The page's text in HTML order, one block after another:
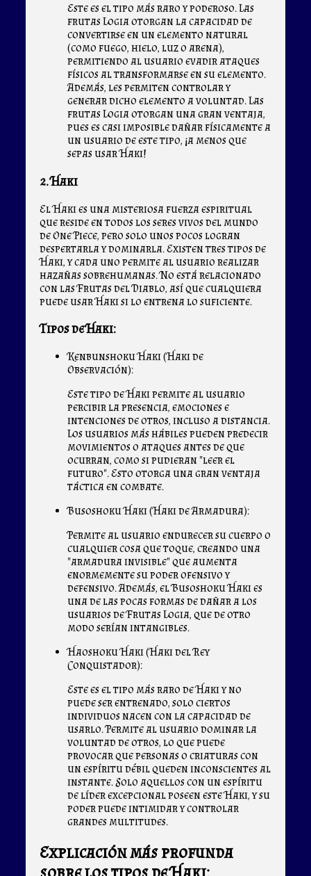
Este es el tipo más raro y poderoso. Las
frutas Logia otorgan la capacidad de
convertirse en un elemento natural
(como fuego, hielo, luz o arena),
permitiendo al usuario evadir ataques
físicos al transformarse en su elemento.
Además, les permiten controlar y
generar dicho elemento a voluntad. Las
frutas Logia otorgan una gran ventaja,
pues es casi imposible dañar físicamente a
un usuario de este tipo, ¡a menos que
sepas usar Haki!
2. Haki
El Haki es una misteriosa fuerza espiritual
que reside en todos los seres vivos del mundo
de One Piece, pero solo unos pocos logran
despertarla y dominarla. Existen tres tipos de
Haki, y cada uno permite al usuario realizar
hazañas sobrehumanas. No está relacionado
con las Frutas del Diablo, así que cualquiera
puede usar Haki si lo entrena lo suficiente.
Tipos de Haki:
Kenbunshoku Haki (Haki de
Observación):
Este tipo de Haki permite al usuario
percibir la presencia, emociones e
intenciones de otros, incluso a distancia.
Los usuarios más hábiles pueden predecir
movimientos o ataques antes de que
ocurran, como si pudieran "leer el
futuro". Esto otorga una gran ventaja
táctica en combate.
Busoshoku Haki (Haki de Armadura):
Permite al usuario endurecer su cuerpo o
cualquier cosa que toque, creando una
"armadura invisible" que aumenta
enormemente su poder ofensivo y
defensivo. Además, el Busoshoku Haki es
una de las pocas formas de dañar a los
usuarios de Frutas Logia, que de otro
modo serían intangibles.
Haoshoku Haki (Haki del Rey
Conquistador):
Este es el tipo más raro de Haki y no
puede ser entrenado, solo ciertos
individuos nacen con la capacidad de
usarlo. Permite al usuario dominar la
voluntad de otros, lo que puede
provocar que personas o criaturas con
un espíritu débil queden inconscientes al
instante. Solo aquellos con un espíritu
de líder excepcional poseen este Haki, y su
poder puede intimidar y controlar
grandes multitudes.
Explicación más profunda